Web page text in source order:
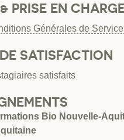
PRISE EN
Générales de
SATISFACTION
satisfaits
Bio Nouvelle-